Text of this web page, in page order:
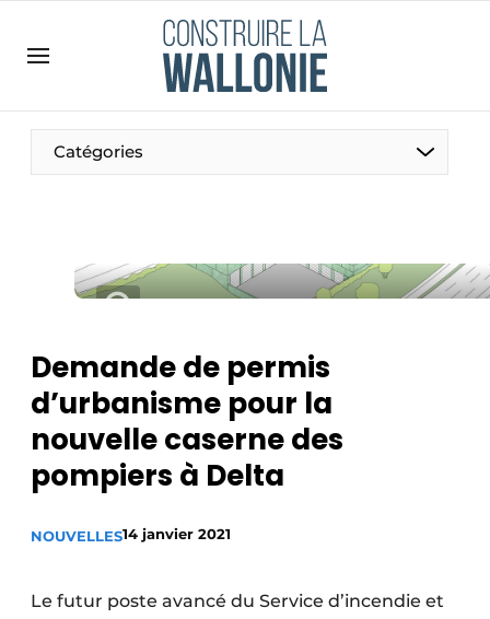
Emploi
Enregistrer une offre d’emploi
Meest gelezen
Podcasts
Privacy / Cookie statement
S’inscrire à l’événement
S’inscrire
Catégories
Demande de permis
d’urbanisme pour la
nouvelle caserne des
pompiers à Delta
NOUVELLES14 janvier 2021
Le futur poste avancé du Service d’incendie et